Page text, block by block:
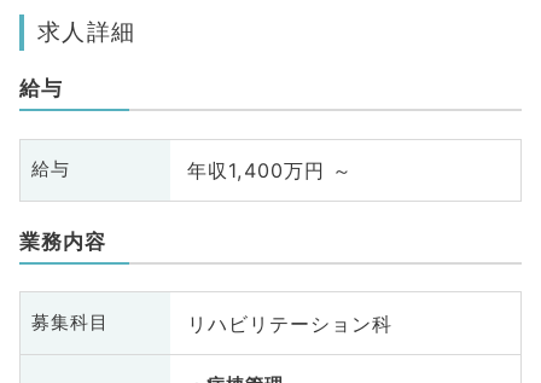
求人詳細
給与
給与 年収1,400万円 ～
業務内容
募集科目 リハビリテーション科